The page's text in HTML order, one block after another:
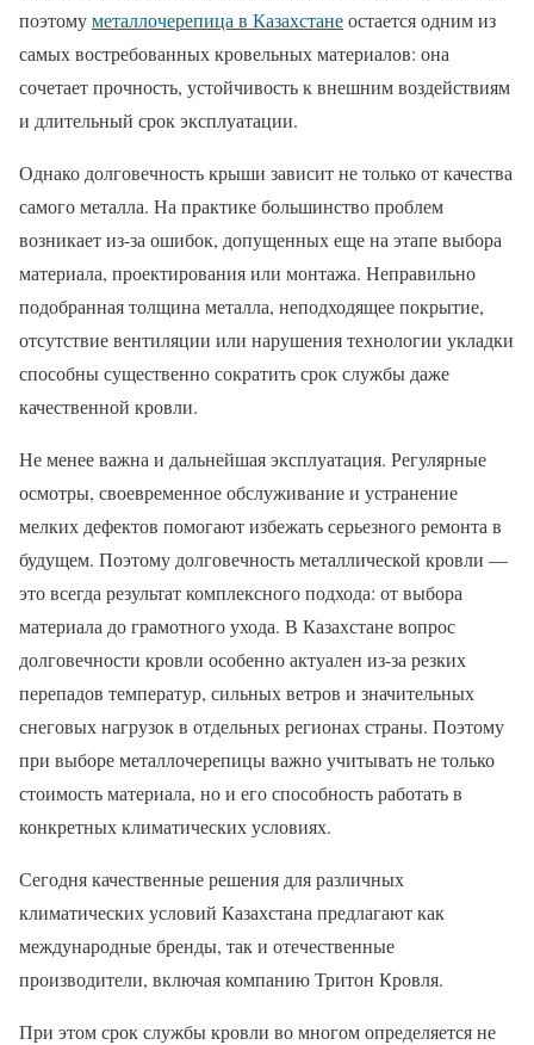
поэтомуметаллочерепица в Казахстанеостается одним из
самых востребованных кровельных материалов: она
сочетает прочность, устойчивость к внешним воздействиям
и длительный срок эксплуатации.
Однако долговечность крыши зависит не только от качества
самого металла. На практике большинство проблем
возникает из-за ошибок, допущенных еще на этапе выбора
материала, проектирования или монтажа. Неправильно
подобранная толщина металла, неподходящее покрытие,
отсутствие вентиляции или нарушения технологии укладки
способны существенно сократить срок службы даже
качественной кровли.
Не менее важна и дальнейшая эксплуатация. Регулярные
осмотры, своевременное обслуживание и устранение
мелких дефектов помогают избежать серьезного ремонта в
будущем. Поэтому долговечность металлической кровли —
это всегда результат комплексного подхода: от выбора
материала до грамотного ухода. В Казахстане вопрос
долговечности кровли особенно актуален из-за резких
перепадов температур, сильных ветров и значительных
снеговых нагрузок в отдельных регионах страны. Поэтому
при выборе металлочерепицы важно учитывать не только
стоимость материала, но и его способность работать в
конкретных климатических условиях.
Сегодня качественные решения для различных
климатических условий Казахстана предлагают как
международные бренды, так и отечественные
производители, включая компанию Тритон Кровля.
При этом срок службы кровли во многом определяется не